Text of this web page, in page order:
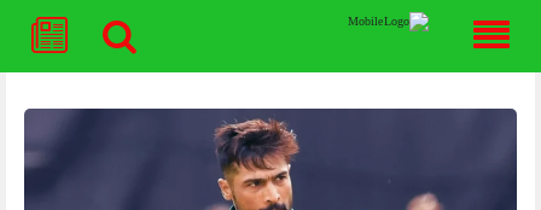
content